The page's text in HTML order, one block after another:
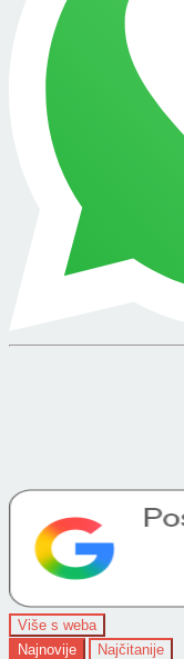
Više s weba
Najnovije
Najčitanije